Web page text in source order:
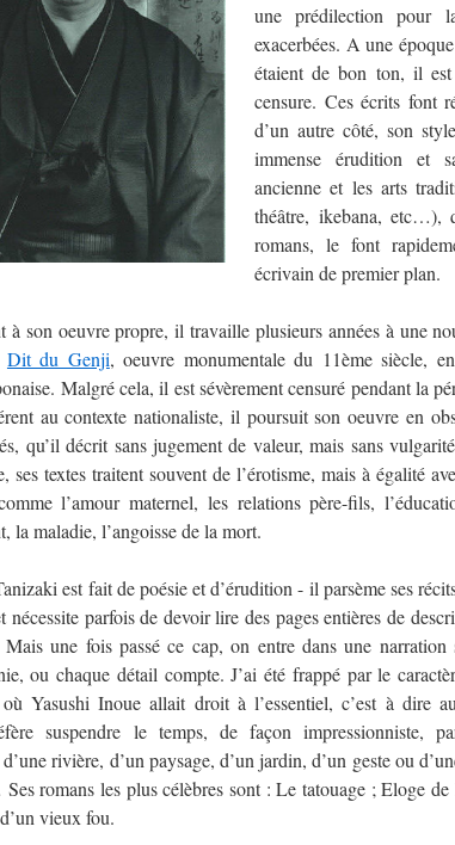
une prédilection pour
exacerbées. A une
étaient de bon ton, il
censure. Ces écrits font
d’un autre côté, son
immense érudition et
ancienne et les arts
théâtre, ikebana, etc…),
romans, le font
écrivain de premier plan.
à son oeuvre propre, il travaille plusieurs années à une
Dit du Genji, oeuvre monumentale du 11ème siècle,
Malgré cela, il est sévèrement censuré pendant la
au contexte nationaliste, il poursuit son oeuvre en
qu’il décrit sans jugement de valeur, mais sans
ses textes traitent souvent de l’érotisme, mais à égalité
l’amour maternel, les relations père-fils,
la maladie, l’angoisse de la mort.
est fait de poésie et d’érudition - il parsème ses
nécessite parfois de devoir lire des pages entières de
une fois passé ce cap, on entre dans une narration
ou chaque détail compte. J’ai été frappé par le
Yasushi Inoue allait droit à l’essentiel, c’est à dire
suspendre le temps, de façon impressionniste,
rivière, d’un paysage, d’un jardin, d’un geste ou
romans les plus célèbres sont : Le tatouage ; Eloge
vieux fou.